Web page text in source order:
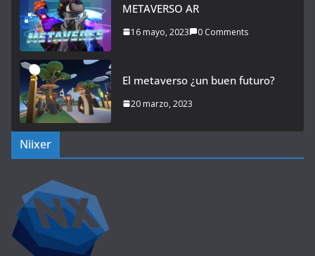
METAVERSO AR
16 mayo, 2023 0 Comments
El metaverso ¿un buen futuro?
20 marzo, 2023
Niixer